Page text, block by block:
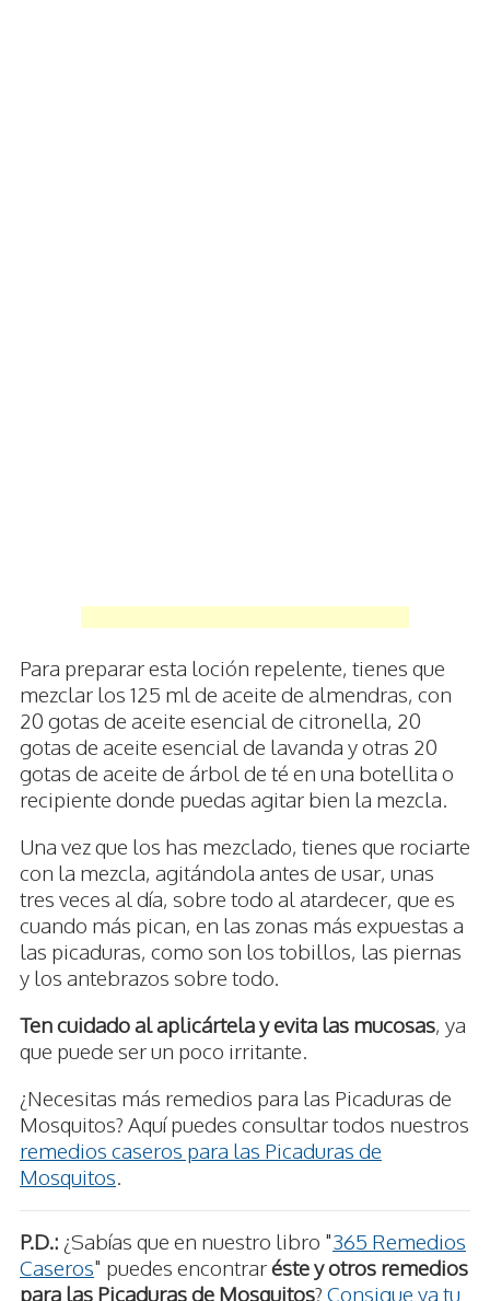
Para preparar esta loción repelente, tienes que
mezclar los 125 ml de aceite de almendras, con
20 gotas de aceite esencial de citronella, 20
gotas de aceite esencial de lavanda y otras 20
gotas de aceite de árbol de té en una botellita o
recipiente donde puedas agitar bien la mezcla.
Una vez que los has mezclado, tienes que rociarte
con la mezcla, agitándola antes de usar, unas
tres veces al día, sobre todo al atardecer, que es
cuando más pican, en las zonas más expuestas a
las picaduras, como son los tobillos, las piernas
y los antebrazos sobre todo.
Ten cuidado al aplicártela y evita las mucosas, ya
que puede ser un poco irritante.
¿Necesitas más remedios para las Picaduras de
Mosquitos? Aquí puedes consultar todos nuestros
remedios caseros para las Picaduras de
Mosquitos
P.D.: ¿Sabías que en nuestro libro "365 Remedios
Caseros" puedes encontraréste y otros remedios
para las Picaduras de Mosquitos? Consigue ya tu